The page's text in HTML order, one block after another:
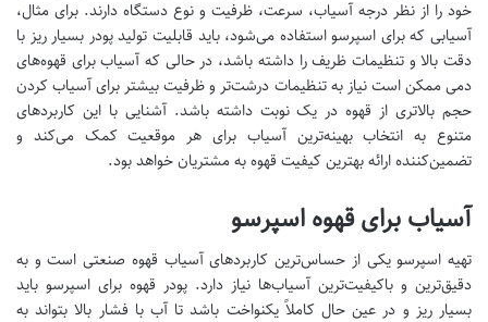
خود را از نظر درجه آسیاب، سرعت، ظرفیت و نوع دستگاه دارند. برای مثال،
آسیابی که برای اسپرسو استفاده می‌شود، باید قابلیت تولید پودر بسیار ریز با
دقت بالا و تنظیمات ظریف را داشته باشد، در حالی که آسیاب برای قهوه‌های
دمی ممکن است نیاز به تنظیمات درشت‌تر و ظرفیت بیشتر برای آسیاب کردن
حجم بالاتری از قهوه در یک نوبت داشته باشد. آشنایی با این کاربردهای
متنوع به انتخاب بهینه‌ترین آسیاب برای هر موقعیت کمک می‌کند و
تضمین‌کننده ارائه بهترین کیفیت قهوه به مشتریان خواهد بود.
آسیاب برای قهوه اسپرسو
تهیه اسپرسو یکی از حساس‌ترین کاربردهای آسیاب قهوه صنعتی است و به
دقیق‌ترین و باکیفیت‌ترین آسیاب‌ها نیاز دارد. پودر قهوه برای اسپرسو باید
بسیار ریز و در عین حال کاملاً یکنواخت باشد تا آب با فشار بالا بتواند به